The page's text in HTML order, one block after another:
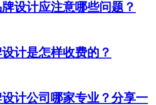
设计应注意哪些问题？
计是怎样收费的？
计公司哪家专业？分享一